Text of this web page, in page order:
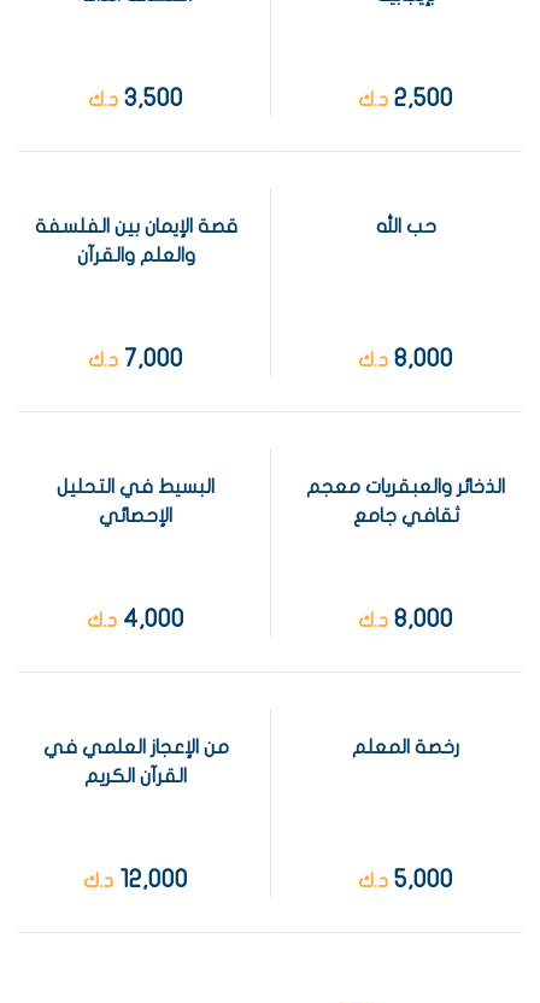
2,500 د.ك 3,500 د.ك
حب الله
8,000 د.ك
قصة الإيمان بين الفلسفة
والعلم والقرآن
7,000 د.ك
الذخائر والعبقريات معجم
ثقافي جامع
8,000 د.ك
البسيط في التحليل
الإحصائي
4,000 د.ك
رخصة المعلم
5,000 د.ك
من الإعجاز العلمي في
القرآن الكريم
12,000 د.ك